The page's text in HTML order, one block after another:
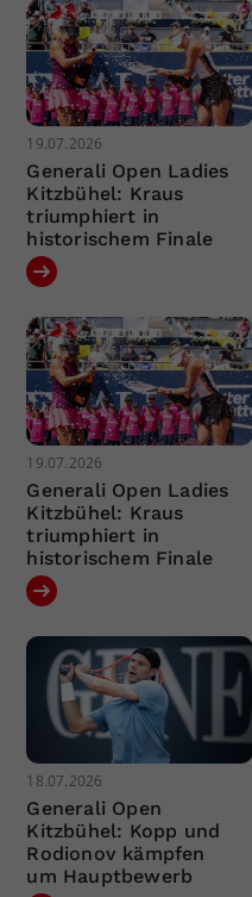
19.07.2026
Generali Open Ladies
Kitzbühel: Kraus
triumphiert in
historischem Finale
19.07.2026
Generali Open Ladies
Kitzbühel: Kraus
triumphiert in
historischem Finale
18.07.2026
Generali Open
Kitzbühel: Kopp und
Rodionov kämpfen
um Hauptbewerb